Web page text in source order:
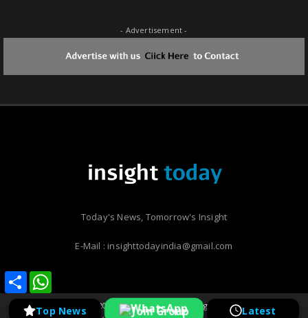
Share
Share
- Advertisement -
Top News Join Group Latest
Today's News, Tomorrow's Insight
E-Mail : insighttodayindia@gmail.com
Copyright ©
2026 | Insight Today | All Rights Reserved